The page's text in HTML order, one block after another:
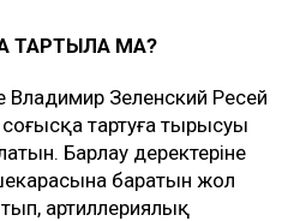
ТАРТЫЛА МА?
Владимир Зеленский Ресей
тартуға тырысуы
Барлау деректеріне
баратын жол
артиллериялық